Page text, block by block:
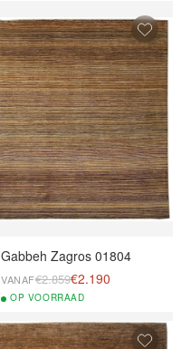
Gabbeh Zagros 01804
VANAF€2.859€2.190
OP VOORRAAD